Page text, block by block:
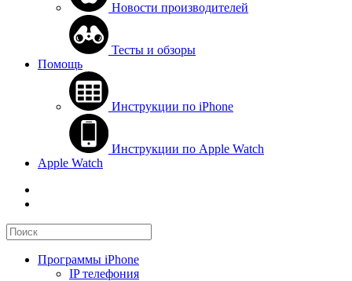
Новости производителей
Тесты и обзоры
Помощь
Инструкции по iPhone
Инструкции по Apple Watch
Apple Watch
Программы iPhone
IP телефония